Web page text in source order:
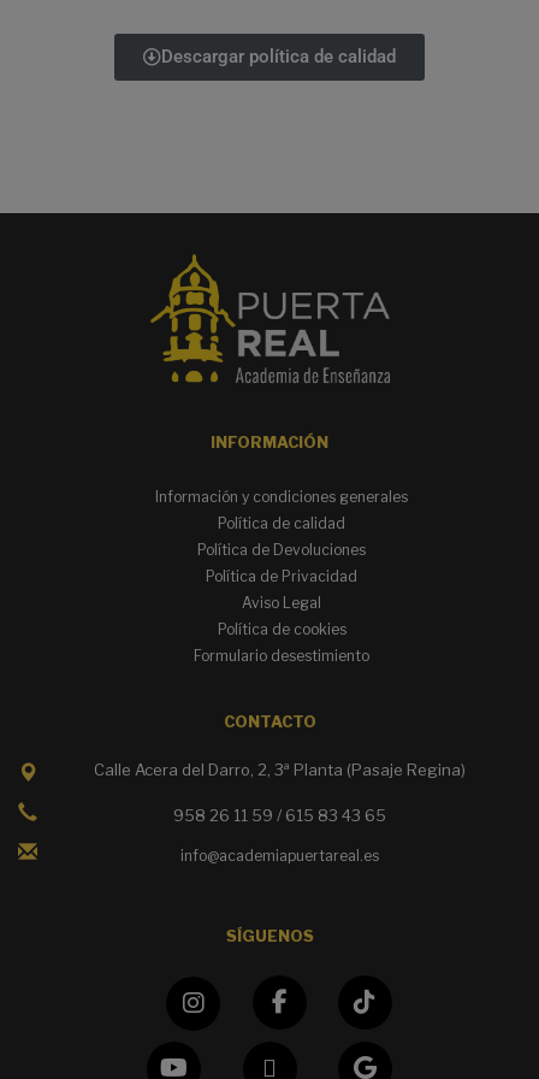
Descargar política de calidad
INFORMACIÓN
Información y condiciones generales
Política de calidad
Política de Devoluciones
Política de Privacidad
Aviso Legal
Política de cookies
Formulario desestimiento
CONTACTO
Calle Acera del Darro, 2, 3ª Planta (Pasaje Regina)
958 26 11 59 / 615 83 43 65
info@academiapuertareal.es
SÍGUENOS